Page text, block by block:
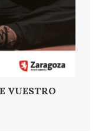
VUESTRO